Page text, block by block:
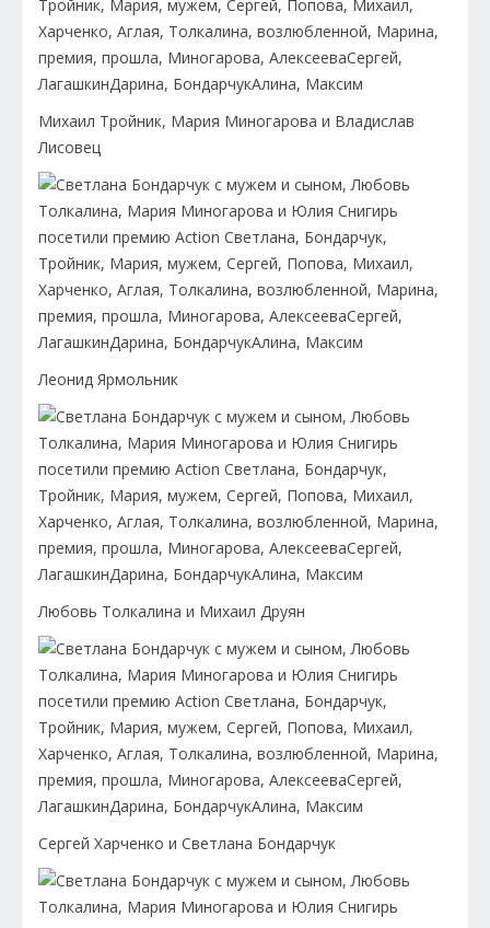
Михаил Тройник, Мария Миногарова и Владислав
Лисовец
Леонид Ярмольник
Любовь Толкалина и Михаил Друян
Сергей Харченко и Светлана Бондарчук